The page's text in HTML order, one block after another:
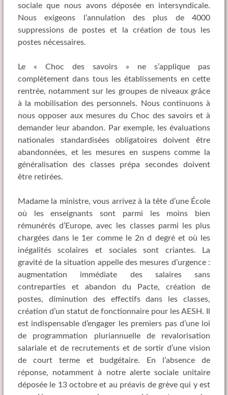
sociale que nous avons déposée en intersyndicale.
Nous exigeons l’annulation des plus de 4000
suppressions de postes et la création de tous les
postes nécessaires.
Le « Choc des savoirs » ne s’applique pas
complètement dans tous les établissements en cette
rentrée, notamment sur les groupes de niveaux grâce
à la mobilisation des personnels. Nous continuons à
nous opposer aux mesures du Choc des savoirs et à
demander leur abandon. Par exemple, les évaluations
nationales standardisées obligatoires doivent être
abandonnées, et les mesures en suspens comme la
généralisation des classes prépa secondes doivent
être retirées.
Madame la ministre, vous arrivez à la tête d’une École
où les enseignants sont parmi les moins bien
rémunérés d’Europe, avec les classes parmi les plus
chargées dans le 1er comme le 2n d degré et où les
inégalités scolaires et sociales sont criantes. La
gravité de la situation appelle des mesures d’urgence :
augmentation immédiate des salaires sans
contreparties et abandon du Pacte, création de
postes, diminution des effectifs dans les classes,
création d’un statut de fonctionnaire pour les AESH. Il
est indispensable d’engager les premiers pas d’une loi
de programmation pluriannuelle de revalorisation
salariale et de recrutements et de sortir d’une vision
de court terme et budgétaire. En l’absence de
réponse, notamment à notre alerte sociale unitaire
déposée le 13 octobre et au préavis de grève qui y est